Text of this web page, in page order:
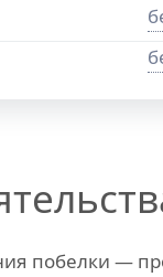
побелки —